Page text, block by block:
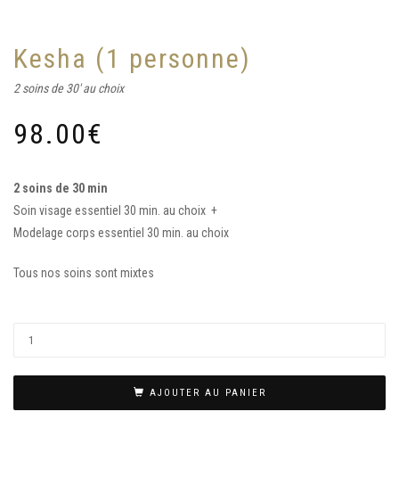
Kesha (1 personne)
2 soins de 30' au choix
98.00€
2 soins de 30 min
Soin visage essentiel 30 min. au choix +
Modelage corps essentiel 30 min. au choix
Tous nos soins sont mixtes
AJOUTER AU PANIER